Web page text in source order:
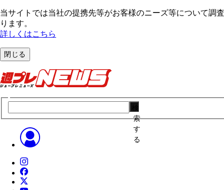
当サイトでは当社の提携先等がお客様のニーズ等について調
ります。
詳しくはこちら
閉じる
索
す
る